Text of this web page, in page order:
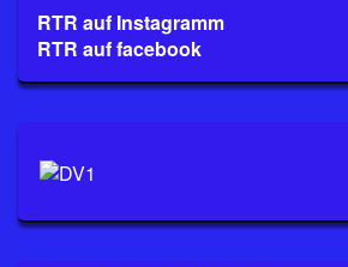
RTR auf Instagramm
RTR auf facebook